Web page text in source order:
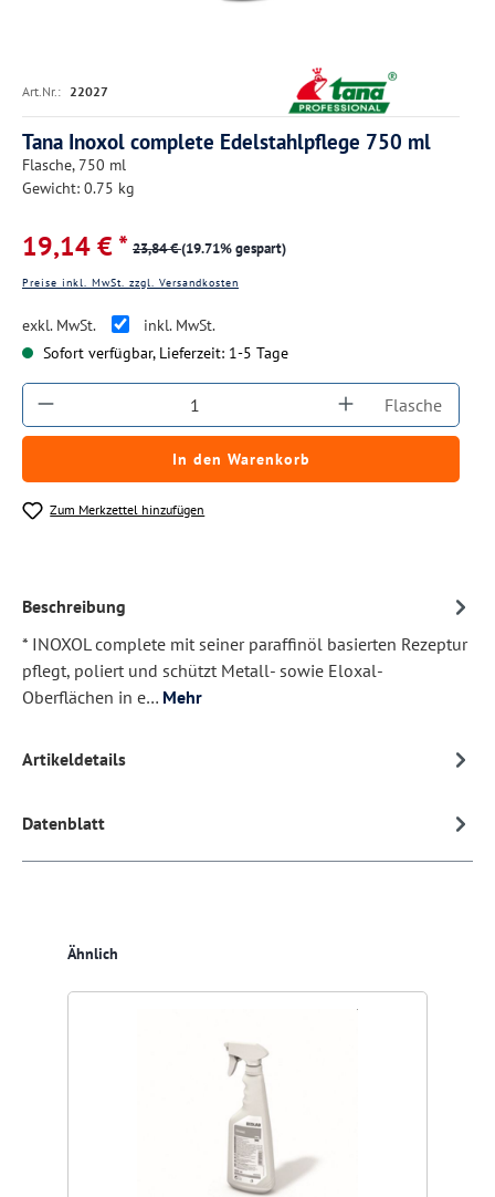
Art.Nr.: 22027
Tana Inoxol complete Edelstahlpflege 750 ml
Flasche, 750 ml
Gewicht: 0.75 kg
19,14 € * 23,84 €(19.71% gespart)
Preise inkl. MwSt. zzgl. Versandkosten
exkl. MwSt.
inkl. MwSt.
Sofort verfügbar, Lieferzeit: 1-5 Tage
Produkt Anzahl: Gib den gewünschten
Flasche
In den Warenkorb
Zum Merkzettel hinzufügen
Beschreibung
* INOXOL complete mit seiner paraffinöl basierten Rezeptur
pflegt, poliert und schützt Metall- sowie Eloxal-
Oberflächen in e… Mehr
Artikeldetails
Datenblatt
Produktgalerie überspringen
Ähnlich